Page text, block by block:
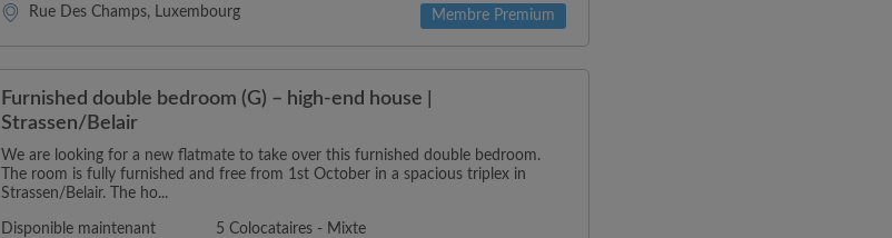
Rue Des Champs, Luxembourg Membre Premium
Furnished double bedroom (G) – high-end house |
Strassen/Belair
We are looking for a new flatmate to take over this furnished double bedroom.
The room is fully furnished and free from 1st October in a spacious triplex in
Strassen/Belair. The ho...
Disponible maintenant 5 Colocataires - Mixte